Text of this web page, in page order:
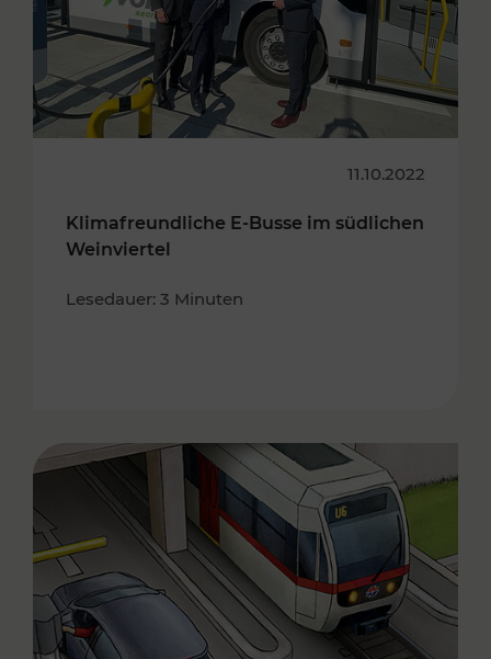
11.10.2022
Klimafreundliche E-Busse im südlichen
Weinviertel
Lesedauer: 3 Minuten